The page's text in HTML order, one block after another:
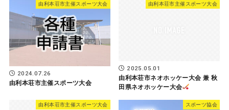
由利本荘市主催スポーツ大会
2024.07.26
由利本荘市主催スポーツ大会
由利本荘市主催スポーツ大会
2025.05.01
由利本荘市ネオホッケー大会 兼 秋
田県ネオホッケー大会
由利本荘市主催スポーツ大会 スポーツ協会